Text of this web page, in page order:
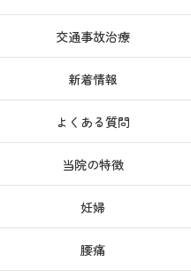
交通事故治療
新着情報
よくある質問
当院の特徴
妊婦
腰痛